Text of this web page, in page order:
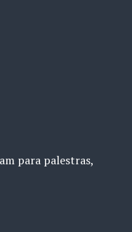
para palestras,